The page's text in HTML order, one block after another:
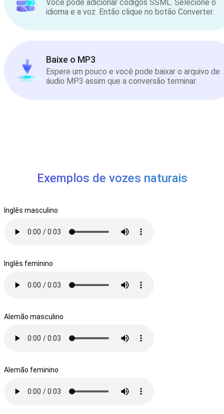
Você pode adicionar códigos SSML. Selecione o
idioma e a voz. Então clique no botão Converter.
Baixe o MP3
Espere um pouco e você pode baixar o arquivo de
áudio MP3 assim que a conversão terminar.
Exemplos de vozes naturais
Inglês masculino
Inglês feminino
Alemão masculino
Alemão feminino